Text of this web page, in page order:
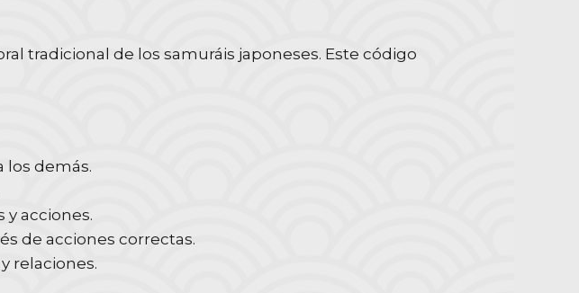
tradicional de los samuráis japoneses. Este código
los demás.
y acciones.
de acciones correctas.
relaciones.